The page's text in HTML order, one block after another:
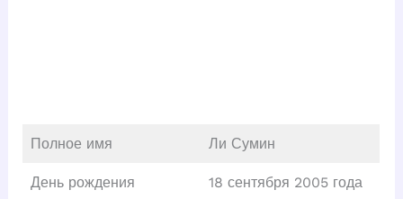
Полное имя Ли Сумин
День рождения 18 сентября 2005 года